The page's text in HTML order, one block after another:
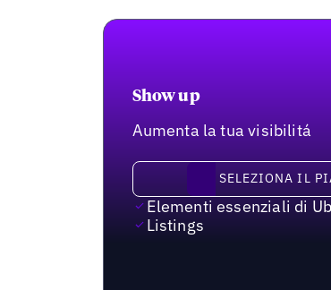
Show up
Aumenta la tua visibilitá
Seleziona il pianoSELEZIONA IL
Elementi essenziali di
Listings